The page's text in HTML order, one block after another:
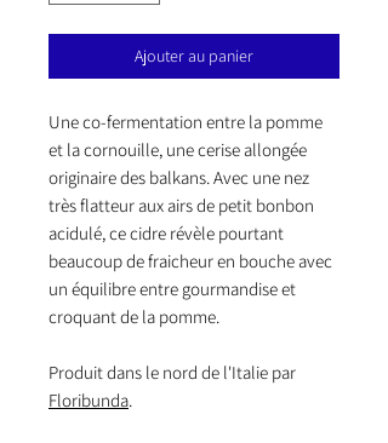
Ajouter au panier
Une co-fermentation entre la pomme
et la cornouille, une cerise allongée
originaire des balkans. Avec une nez
très flatteur aux airs de petit bonbon
acidulé, ce cidre révèle pourtant
beaucoup de fraicheur en bouche avec
un équilibre entre gourmandise et
croquant de la pomme.
Produit dans le nord de l'Italie par
Floribunda.